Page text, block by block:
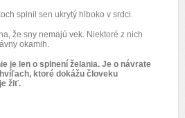
splnil sen ukrytý hlboko v srdci.
že sny nemajú vek. Niektoré z nich
okamih.
je len o splnení želania. Je o návrate
ktoré dokážu človeku
žiť.